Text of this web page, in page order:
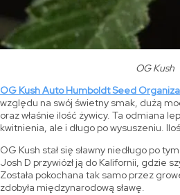
OG Kush
OG Kush Auto Humboldt Seed
względu na swój świetny smak, dużą
oraz właśnie ilość żywicy. Ta odmiana
kwitnienia, ale i długo po wysuszeniu.
OG Kush stał się sławny niedługo po
Josh D przywiózł ją do Kalifornii, gdzie
Została pokochana tak samo przez
zdobyła międzynarodową sławę.